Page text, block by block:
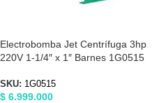
Electrobomba Jet Centrífuga 3hp
220V 1-1/4″ x 1″ Barnes 1G0515
SKU: 1G0515
$ 6.999.000